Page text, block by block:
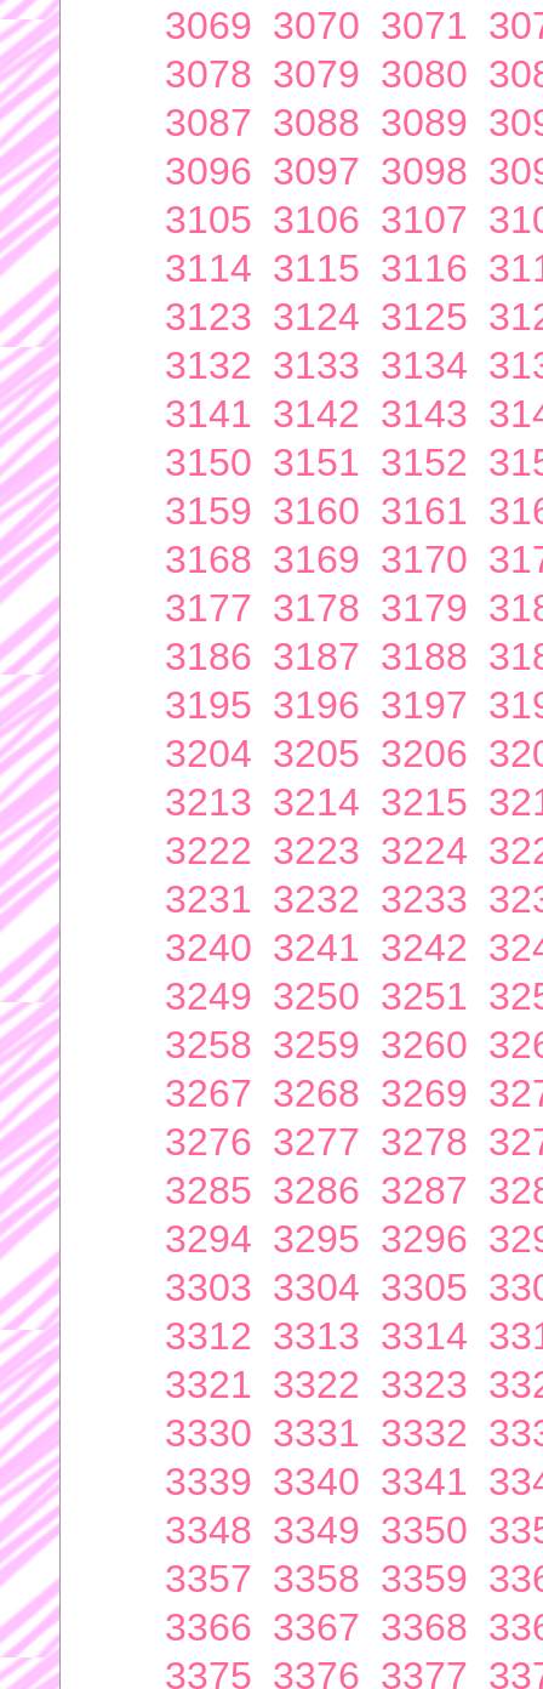
3069 3070 3071
3078 3079 3080
3087 3088 3089
3096 3097 3098
3105 3106 3107
3114 3115 3116
3123 3124 3125
3132 3133 3134
3141 3142 3143
3150 3151 3152
3159 3160 3161
3168 3169 3170
3177 3178 3179
3186 3187 3188
3195 3196 3197
3204 3205 3206
3213 3214 3215
3222 3223 3224
3231 3232 3233
3240 3241 3242
3249 3250 3251
3258 3259 3260
3267 3268 3269
3276 3277 3278
3285 3286 3287
3294 3295 3296
3303 3304 3305
3312 3313 3314
3321 3322 3323
3330 3331 3332
3339 3340 3341
3348 3349 3350
3357 3358 3359
3366 3367 3368
3375 3376 3377